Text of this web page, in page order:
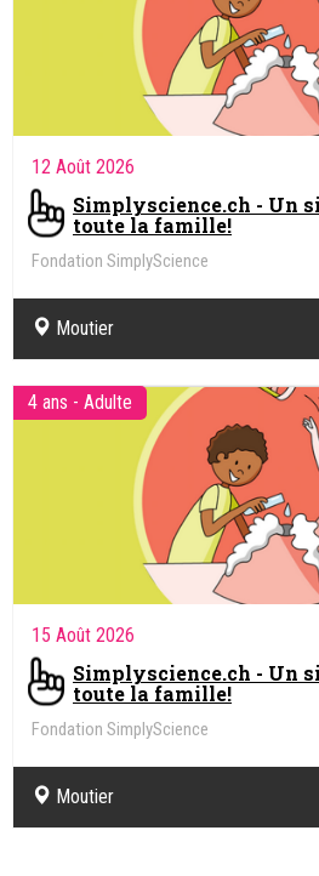
12 Août 2026
Simplyscience.ch - Un
toute la famille!
Fondation SimplyScience
Moutier
4 ans - Adulte
15 Août 2026
Simplyscience.ch - Un
toute la famille!
Fondation SimplyScience
Moutier